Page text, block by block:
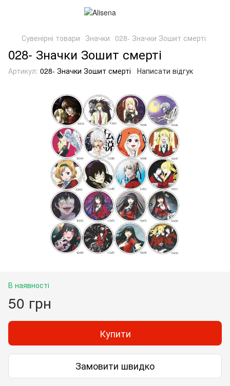
Сувенірні товари Значки 028- Значки Зошит смерті
028- Значки Зошит смерті
Артикул: 028- Значки Зошит смерті Написати відгук
В наявності
50 грн
Купити
Замовити швидко